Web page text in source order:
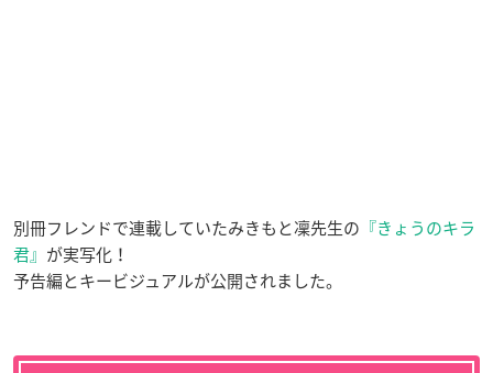
別冊フレンドで連載していたみきもと凜先生の 『きょうのキラ
君』 が実写化！
予告編とキービジュアルが公開されました。